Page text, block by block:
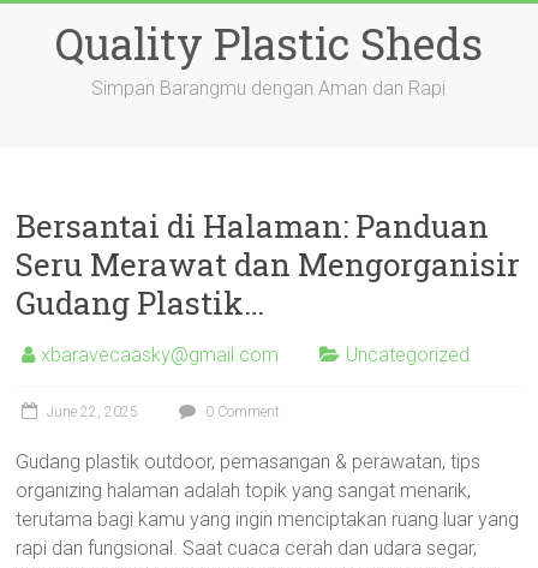
contentQuality Plastic Sheds
Simpan Barangmu dengan Aman dan Rapi
Bersantai di Halaman: Panduan
Seru Merawat dan Mengorganisir
Gudang Plastik…
xbaravecaasky@gmail.com Uncategorized
June 22, 2025 0 Comment
Gudang plastik outdoor, pemasangan & perawatan, tips
organizing halaman adalah topik yang sangat menarik,
terutama bagi kamu yang ingin menciptakan ruang luar yang
rapi dan fungsional. Saat cuaca cerah dan udara segar,